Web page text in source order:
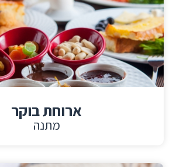
ארוחת בוקר
מתנה